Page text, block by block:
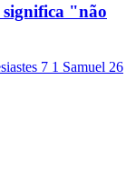
significa "não
7 1 Samuel 26